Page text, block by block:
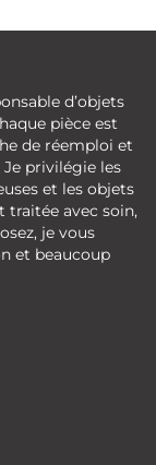
d’objets
pièce est
de réemploi et
privilégie les
et les objets
traitée avec soin,
je vous
et beaucoup